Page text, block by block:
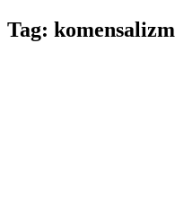
Tag: komensalizm